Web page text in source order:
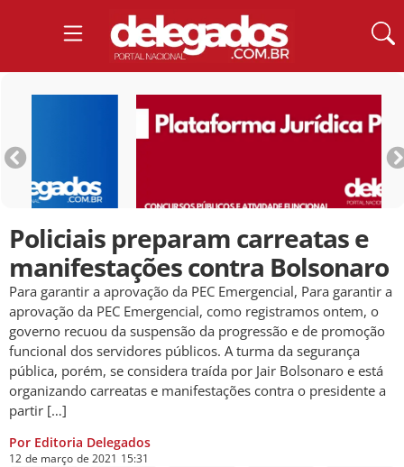
Policiais preparam carreatas e
manifestações contra Bolsonaro
Para garantir a aprovação da PEC Emergencial, Para garantir a
aprovação da PEC Emergencial, como registramos ontem, o
governo recuou da suspensão da progressão e de promoção
funcional dos servidores públicos. A turma da segurança
pública, porém, se considera traída por Jair Bolsonaro e está
organizando carreatas e manifestações contra o presidente a
partir […]
Por Editoria Delegados
12 de março de 2021 15:31